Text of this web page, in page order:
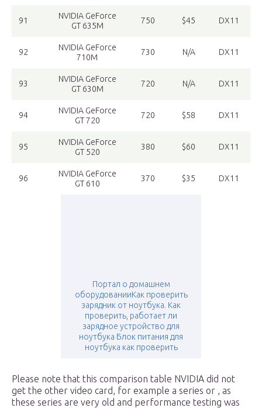
91
NVIDIA GeForce
GT 635M
750 $45 DX11
92
NVIDIA GeForce
710M
730 N/A DX11
93
NVIDIA GeForce
GT 630M
720 N/A DX11
94
NVIDIA GeForce
GT 720
720 $58 DX11
95
NVIDIA GeForce
GT 520
380 $60 DX11
96
NVIDIA GeForce
GT 610
370 $35 DX11
Портал о домашнем
оборудованииКак проверить
зарядник от ноутбука. Как
проверить, работает ли
зарядное устройство для
ноутбука Блок питания для
ноутбука как проверить
Please note that this comparison table NVIDIA did not
get the other video card, for example a series or , as
these series are very old and performance testing was